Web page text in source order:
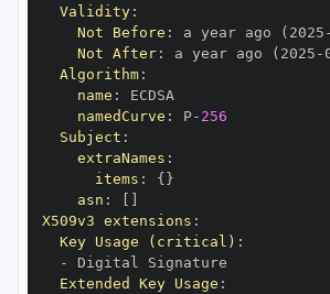
Validity:
Not Before : a year ago (2025 -
Not After: a year ago (2025 -
Algorithm:
name :
namedCurve : P- 256
Subject :
extraNames :
items : { }
asn :
X509v3 extensions :
Key Usage (critical) :
-
Extended Key Usage :